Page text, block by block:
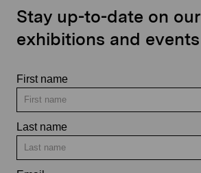
Stay up-to-date on our
exhibitions and events
First name
Last name